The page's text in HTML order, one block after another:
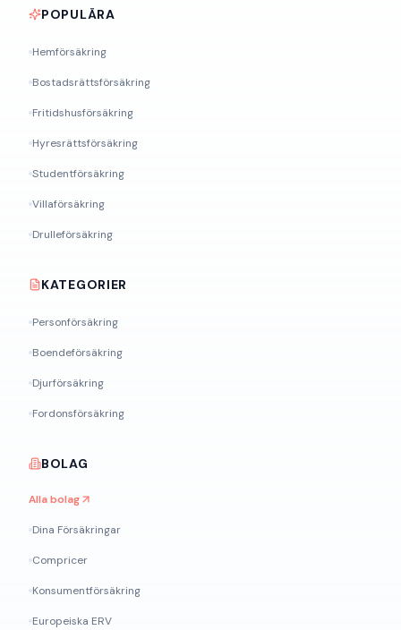
POPULÄRA
Hemförsäkring
Bostadsrättsförsäkring
Fritidshusförsäkring
Hyresrättsförsäkring
Studentförsäkring
Villaförsäkring
Drulleförsäkring
KATEGORIER
Personförsäkring
Boendeförsäkring
Djurförsäkring
Fordonsförsäkring
BOLAG
Alla bolag
Dina Försäkringar
Compricer
Konsumentförsäkring
Europeiska ERV